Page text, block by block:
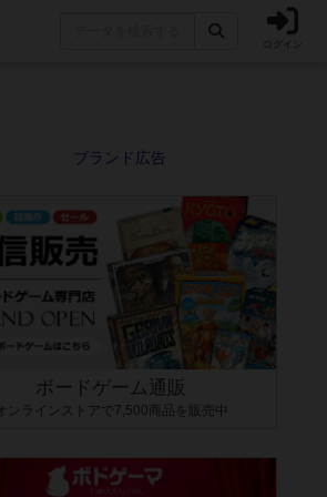
ログイン
ボードゲーム通販
オンラインストアで7,500商品を販売中